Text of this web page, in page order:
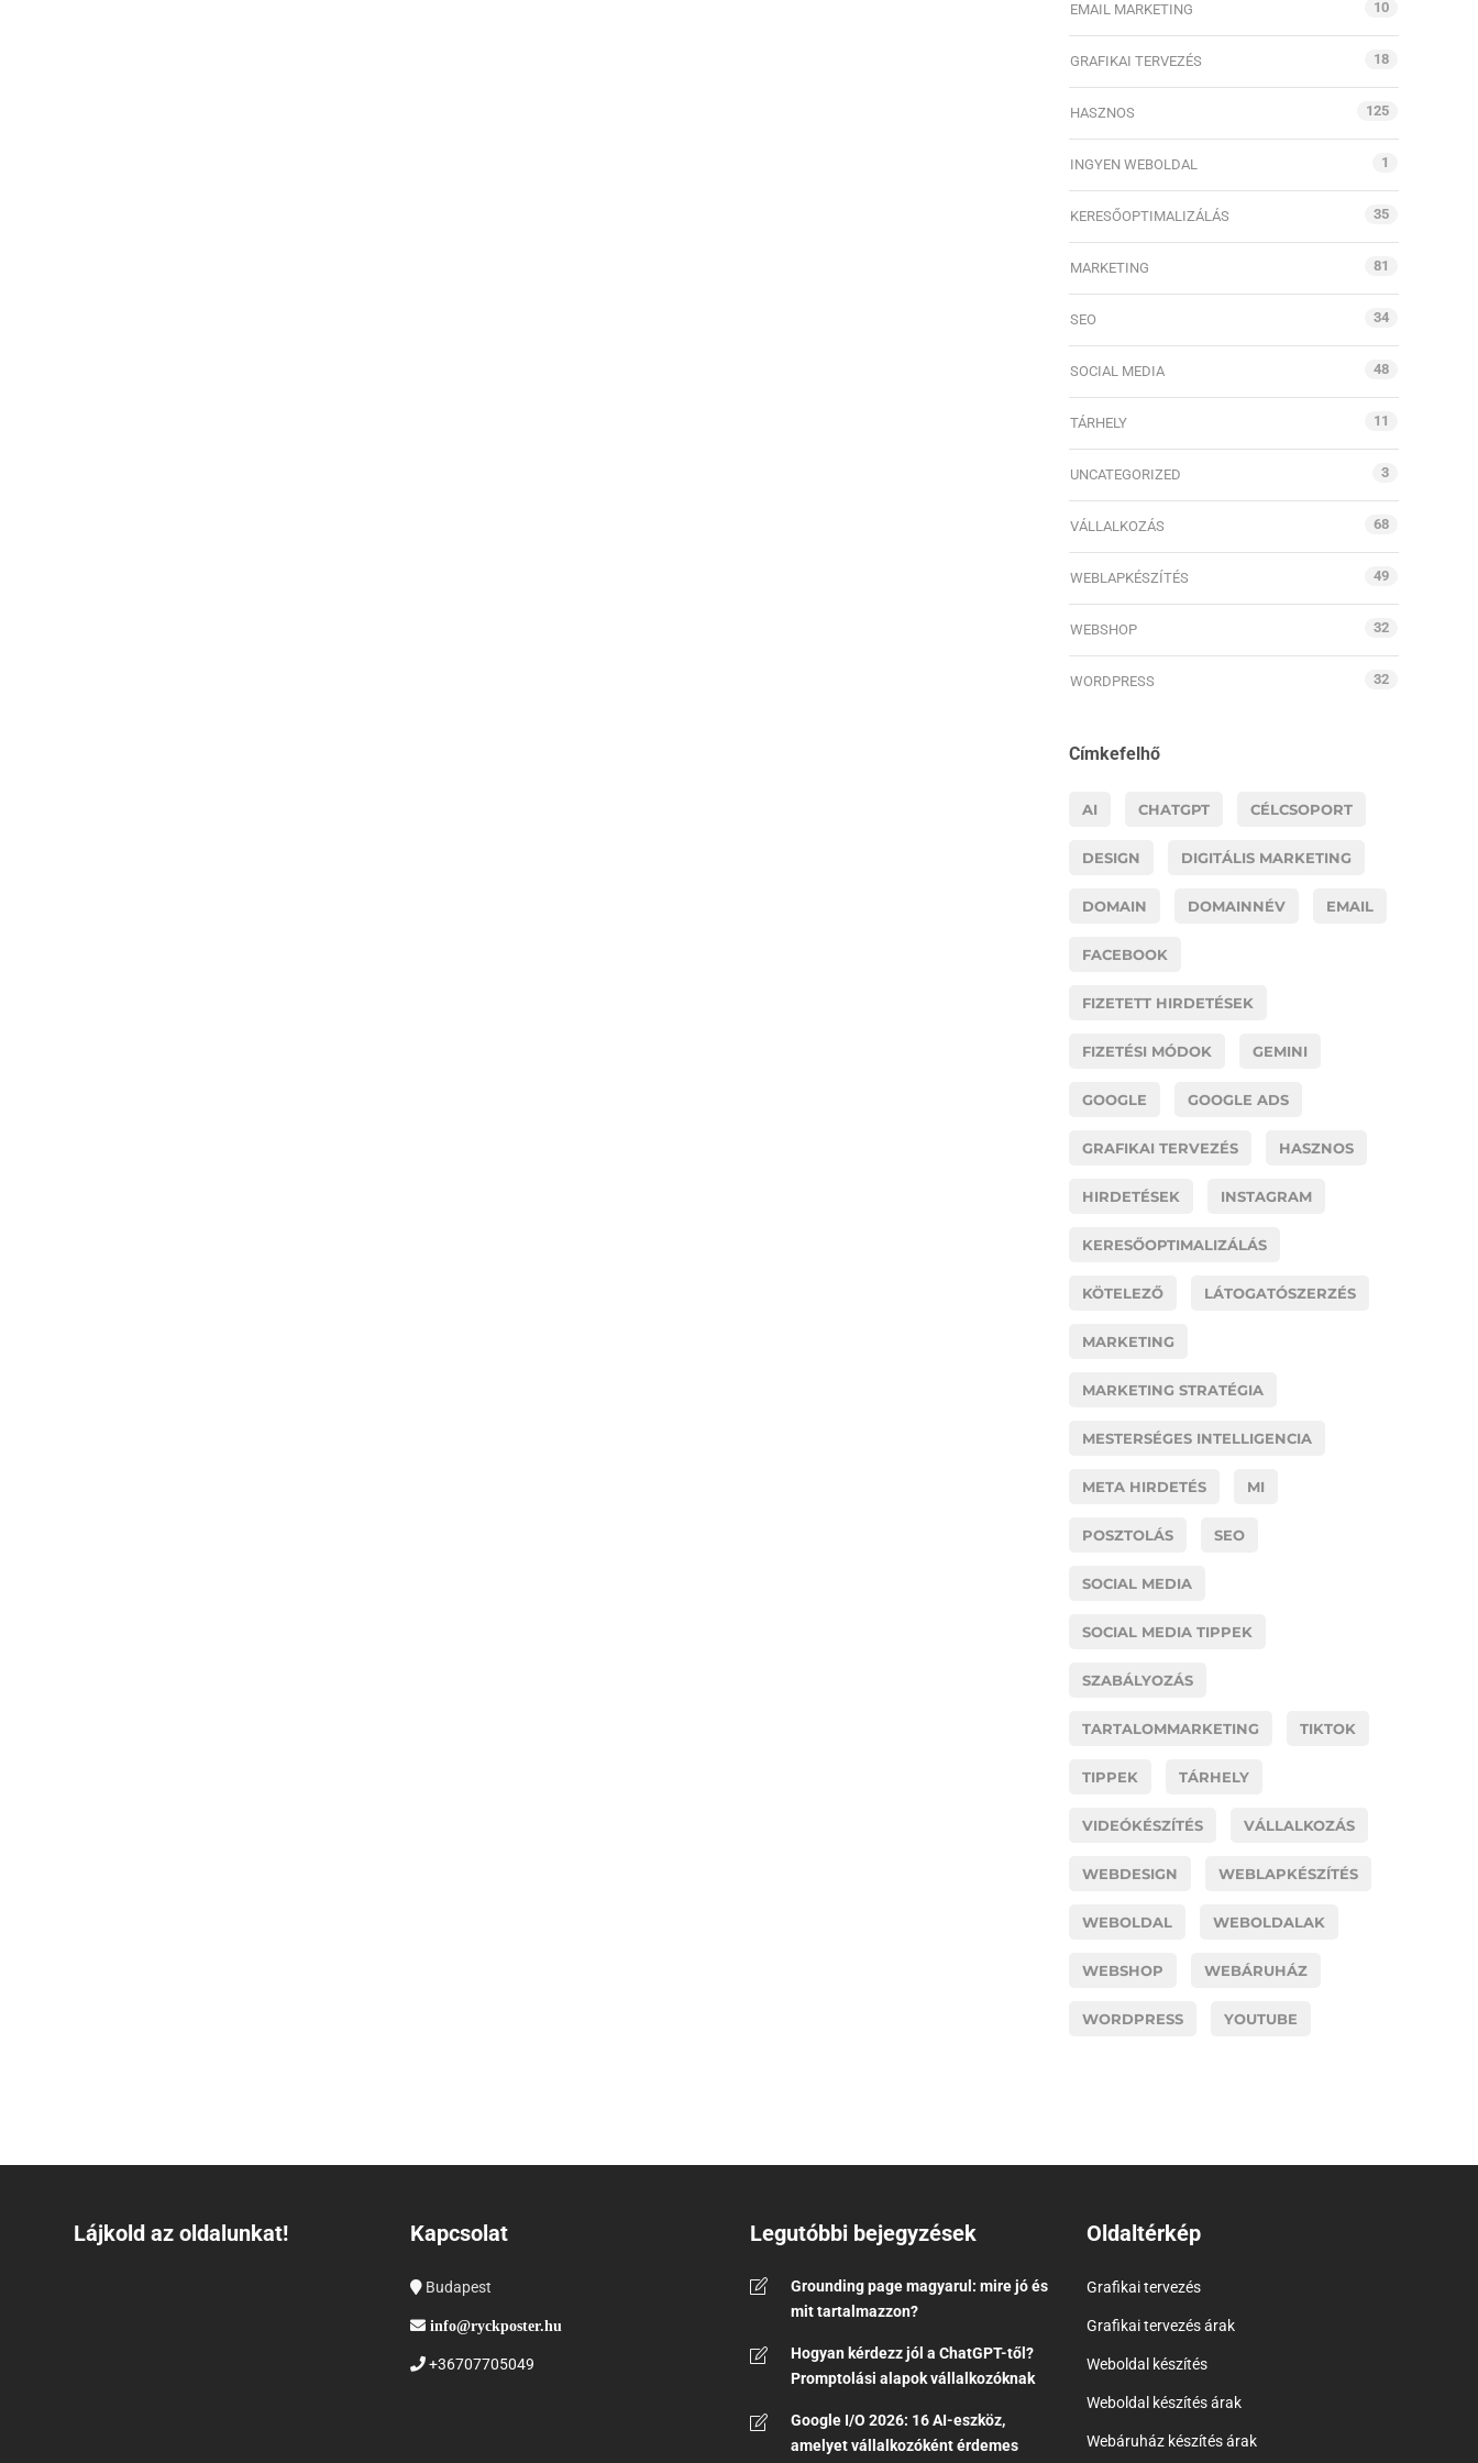
EMAIL MARKETING 10
GRAFIKAI TERVEZÉS 18
HASZNOS 125
INGYEN WEBOLDAL 1
KERESŐOPTIMALIZÁLÁS 35
MARKETING 81
SEO 34
SOCIAL MEDIA 48
TÁRHELY 11
UNCATEGORIZED 3
VÁLLALKOZÁS 68
WEBLAPKÉSZÍTÉS 49
WEBSHOP 32
WORDPRESS 32
Címkefelhő
AI CHATGPT CÉLCSOPORT
DESIGN DIGITÁLIS MARKETING
DOMAIN DOMAINNÉV EMAIL
FACEBOOK
FIZETETT HIRDETÉSEK
FIZETÉSI MÓDOK GEMINI
GOOGLE GOOGLE ADS
GRAFIKAI TERVEZÉS HASZNOS
HIRDETÉSEK INSTAGRAM
KERESŐOPTIMALIZÁLÁS
KÖTELEZŐ LÁTOGATÓSZERZÉS
MARKETING
MARKETING STRATÉGIA
MESTERSÉGES INTELLIGENCIA
META HIRDETÉS MI
POSZTOLÁS SEO
SOCIAL MEDIA
SOCIAL MEDIA TIPPEK
SZABÁLYOZÁS
TARTALOMMARKETING TIKTOK
TIPPEK TÁRHELY
VIDEÓKÉSZÍTÉS VÁLLALKOZÁS
WEBDESIGN WEBLAPKÉSZÍTÉS
WEBOLDAL WEBOLDALAK
WEBSHOP WEBÁRUHÁZ
WORDPRESS YOUTUBE
Lájkold az oldalunkat! Kapcsolat
Budapest
info@ryckposter.hu
+36707705049
Legutóbbi bejegyzések
Grounding page magyarul: mire jó és
mit tartalmazzon?
Hogyan kérdezz jól a ChatGPT-től?
Promptolási alapok vállalkozóknak
Google I/O 2026: 16 AI-eszköz,
amelyet vállalkozóként érdemes
Oldaltérkép
Grafikai tervezés
Grafikai tervezés árak
Weboldal készítés
Weboldal készítés árak
Webáruház készítés árak